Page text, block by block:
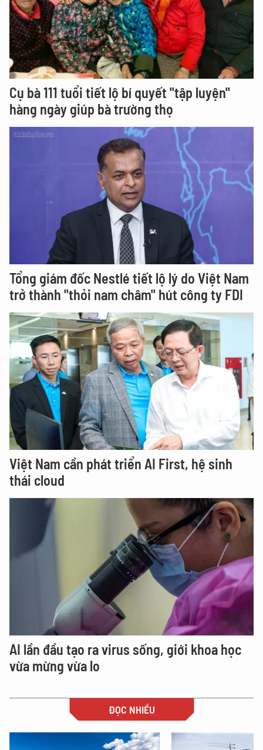
Cụ bà 111 tuổi tiết lộ bí quyết "tập luyện"
hàng ngày giúp bà trường thọ
Tổng giám đốc Nestlé tiết lộ lý do Việt Nam
trở thành "thỏi nam châm" hút công ty FDI
Việt Nam cần phát triển AI First, hệ sinh
thái cloud
AI lần đầu tạo ra virus sống, giới khoa học
vừa mừng vừa lo
ĐỌC NHIỀU